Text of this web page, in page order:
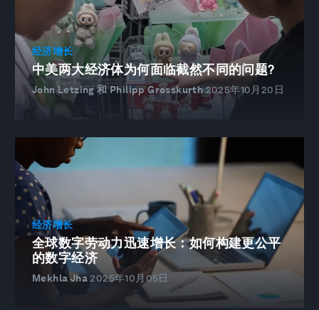
经济增长
中美两大经济体为何面临截然不同的问题?
John Letzing 和 Philipp Grosskurth 2025年10月20日
经济增长
全球数字劳动力迅速增长：如何构建更公平
的数字经济
Mekhla Jha 2025年10月05日